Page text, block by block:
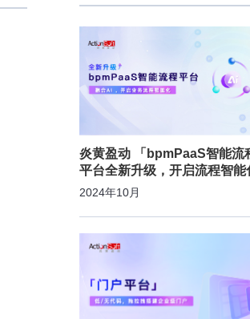
炎黄盈动 「bpmPaaS智能流
平台全新升级，开启流程智能
2024年10月